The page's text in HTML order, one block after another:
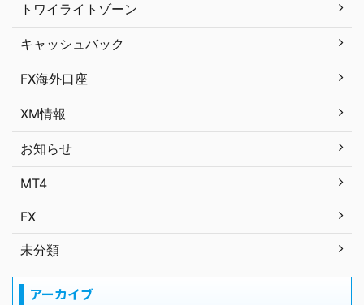
トワイライトゾーン
キャッシュバック
FX海外口座
XM情報
お知らせ
MT4
FX
未分類
アーカイブ